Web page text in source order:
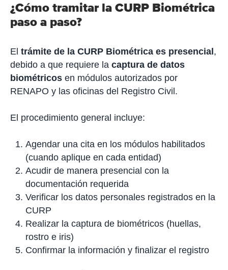
¿Cómo tramitar la CURP Biométrica
paso a paso?
El trámite de la CURP Biométrica es presencial ,
debido a que requiere la captura de datos
biométricos en módulos autorizados por
RENAPO y las oficinas del Registro Civil.
El procedimiento general incluye:
Agendar una cita en los módulos habilitados
(cuando aplique en cada entidad)
Acudir de manera presencial con la
documentación requerida
Verificar los datos personales registrados en la
CURP
Realizar la captura de biométricos (huellas,
rostro e iris)
Confirmar la información y finalizar el registro